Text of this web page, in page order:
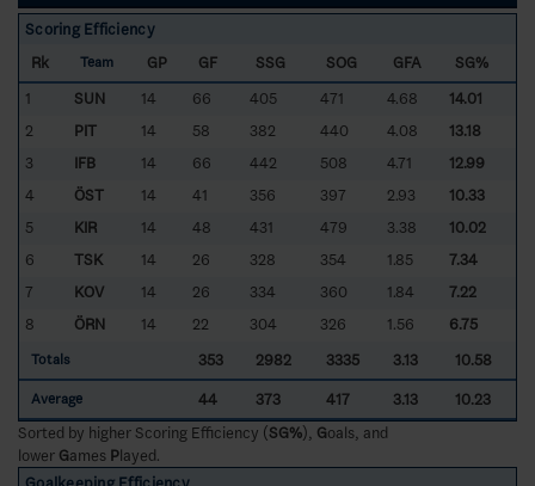
Scoring Efficiency
Rk
Team GP GF SSG SOG GFA
SG%
1
SUN 14 66 405 471 4.68
14.01
2
PIT 14 58 382 440 4.08
13.18
3
IFB 14 66 442 508 4.71
12.99
4
ÖST 14 41 356 397 2.93
10.33
5
KIR 14 48 431 479 3.38
10.02
6
TSK 14 26 328 354 1.85
7.34
7
KOV 14 26 334 360 1.84
7.22
8
ÖRN 14 22 304 326 1.56 6.75
Totals 353 2982 3335 3.13 10.58
Average 44 373 417 3.13
10.23
Sorted by higher Scoring Efficiency (SG%), Goals, and
lower Games Played.